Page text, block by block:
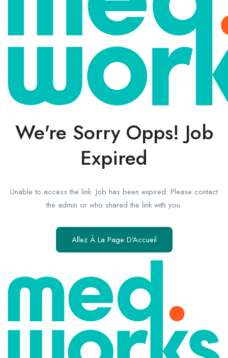
We're Sorry Opps! Job
Expired
Unable to access the link. Job has been expired. Please contact
the admin or who shared the link with you.
Allez À La Page D'Accueil